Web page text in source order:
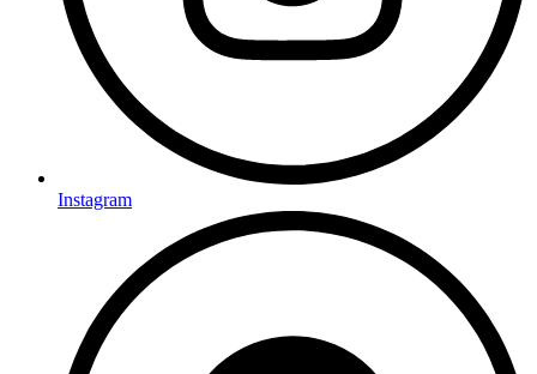
Instagram